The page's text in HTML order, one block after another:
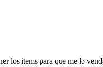
los items para que me lo